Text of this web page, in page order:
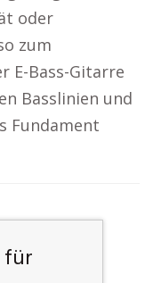
oder
zum
E-Bass-Gitarre
Basslinien und
Fundament